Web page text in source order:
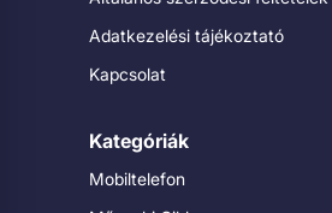
Adatkezelési tájékoztató
Kapcsolat
Kategóriák
Mobiltelefon